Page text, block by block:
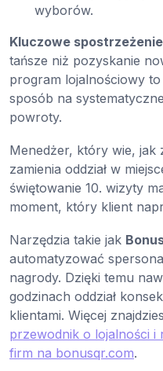
wyborów.
Kluczowe
tańsze niż pozyskanie
program lojalnościowy
sposób na
powroty.
Menedżer, który wie, jak
zamienia oddział w
świętowanie 10. wizyty
moment, który klient
Narzędzia takie jak
automatyzować
nagrody. Dzięki temu
godzinach oddział
klientami. Więcej
przewodnik o lojalności i
firm na bonusqr.com.